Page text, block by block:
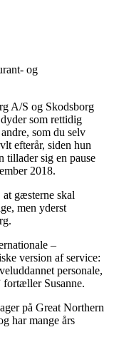
og
A/S og Skodsborg
som rettidig
som du selv
efterår, siden hun
tillader sig en pause
2018.
gæsterne skal
men yderst
–
version af service:
personale,
Susanne.
på Great Northern
har mange års